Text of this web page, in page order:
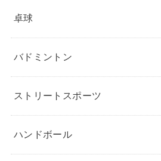
卓球
バドミントン
ストリートスポーツ
ハンドボール